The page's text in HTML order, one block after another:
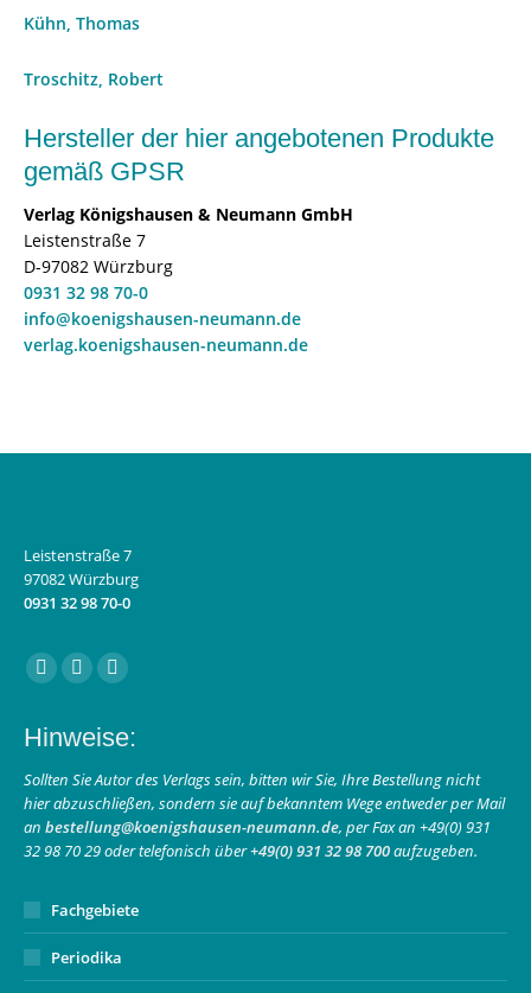
978-
82-
8
Menge
Kühn, Thomas
Troschitz, Robert
Hersteller der hier angebotenen Produkte
gemäß GPSR
Verlag Königshausen & Neumann GmbH
Leistenstraße 7
D-97082 Würzburg
0931 32 98 70-0
info@koenigshausen-neumann.de
verlag.koenigshausen-neumann.de
Leistenstraße 7
97082 Würzburg
0931 32 98 70-0
Finden Sie uns auf:
Facebook
opens
in
new
window
Instagram
opens
in
new
window
E-
page
opens
in
new
window
Hinweise:
Sollten Sie Autor des Verlags sein, bitten wir Sie, Ihre Bestellung nicht
hier abzuschließen, sondern sie auf bekanntem Wege entweder per Mail
an bestellung@koenigshausen-neumann.de, per Fax an +49(0) 931
32 98 70 29 oder telefonisch über+49(0) 931 32 98 700aufzugeben.
Fachgebiete
Periodika